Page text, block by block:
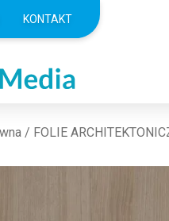
KONTAKT
/ FOLIE